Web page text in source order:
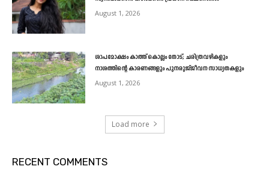
August 1, 2026
ശാപമോക്ഷം കാത്ത് കൊല്ലം തോട്; ചരിത്രവഴികളും
നാശത്തിന്റെ കാരണങ്ങളും പുനരുജ്ജീവന സാധ്യതകളും
August 1, 2026
Load more
RECENT COMMENTS